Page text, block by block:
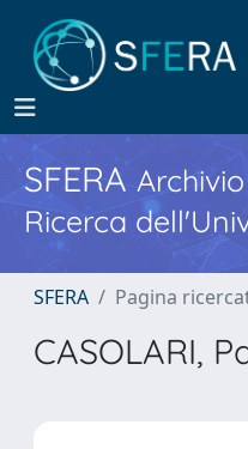
SFERA
Ricerca
SFERA Pagina
CASOLARI,